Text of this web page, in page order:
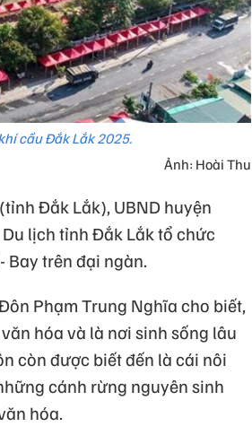
cầu Đắk Lắk 2025.
Ảnh: Hoài Thu
Đắk Lắk), UBND huyện
lịch tỉnh Đắk Lắk tổ chức
Bay trên đại ngàn.
Phạm Trung Nghĩa cho biết,
hóa và là nơi sinh sống lâu
còn được biết đến là cái nôi
cánh rừng nguyên sinh
hóa.